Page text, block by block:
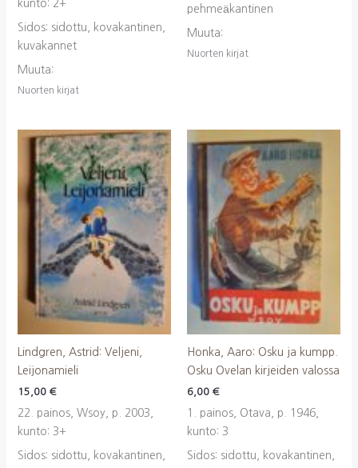
kunto: 2+
Sidos: sidottu, kovakantinen,
kuvakannet
Muuta:
Nuorten kirjat
pehmeäkantinen
Muuta:
Nuorten kirjat
Lindgren, Astrid: Veljeni,
Leijonamieli
15,00 €
22. painos, Wsoy, p. 2003,
kunto: 3+
Sidos: sidottu, kovakantinen,
Honka, Aaro: Osku ja kumpp.
Osku Ovelan kirjeiden valossa
6,00 €
1. painos, Otava, p. 1946,
kunto: 3
Sidos: sidottu, kovakantinen,